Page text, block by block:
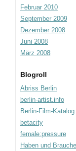
Februar 2010
September 2009
Dezember 2008
Juni 2008
März 2008
Blogroll
Abriss Berlin
berlin-artist.info
Berlin-Film-Katalog
betacity
female:pressure
Haben und